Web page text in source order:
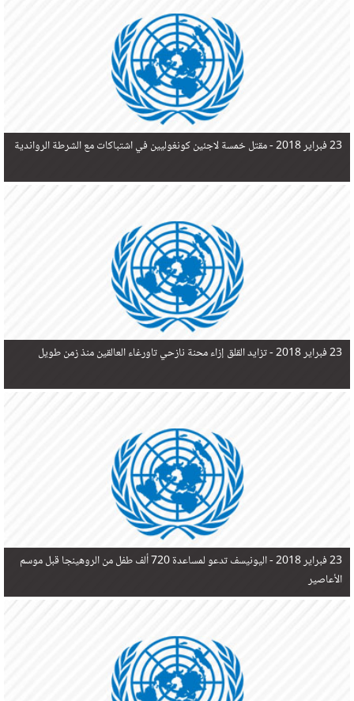
23 فبراير 2018 - مقتل خمسة لاجئين كونغوليين في اشتباكات مع الشرطة الرواندية
23 فبراير 2018 - تزايد القلق إزاء محنة نازحي تاورغاء العالقين منذ زمن طويل
23 فبراير 2018 -
اليونيسف تدعو لمساعدة 720 ألف طفل من الروهينجا قبل موسم
الأعاصير